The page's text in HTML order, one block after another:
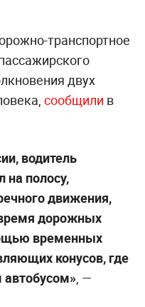
транспортное
двух
сообщили в
водитель
на полосу,
движения,
дорожных
временных
конусов, где
, —